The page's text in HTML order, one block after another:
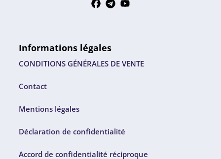
Informations légales
CONDITIONS GÉNÉRALES DE VENTE
Contact
Mentions légales
Déclaration de confidentialité
Accord de confidentialité réciproque